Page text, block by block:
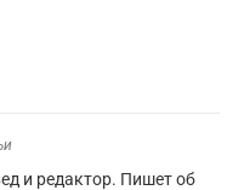
и редактор. Пишет об